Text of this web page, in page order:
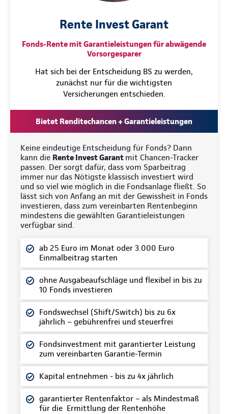
Rente Invest Garant
Fonds-Rente mit Garantieleistungen für abwägende
Vorsorgesparer
Hat sich bei der Entscheidung BS zu werden,
zunächst nur für die wichtigsten
Versicherungen entschieden.
Bietet Renditechancen + Garantieleistungen
Keine eindeutige Entscheidung für Fonds? Dann
kann die Rente Invest Garant mit Chancen-Tracker
passen. Der sorgt dafür, dass vom Sparbeitrag
immer nur das Nötigste klassisch investiert wird
und so viel wie möglich in die Fondsanlage fließt. So
lässt sich von Anfang an mit der Gewissheit in Fonds
investieren, dass zum vereinbarten Rentenbeginn
mindestens die gewählten Garantieleistungen
verfügbar sind.
ab 25 Euro im Monat oder 3.000 Euro
Einmalbeitrag starten
ohne Ausgabeaufschläge und flexibel in bis zu
10 Fonds investieren
Fondswechsel (Shift/Switch) bis zu 6x
jährlich – gebührenfrei und steuerfrei
Fondsinvestment mit garantierter Leistung
zum vereinbarten Garantie-Termin
Kapital entnehmen - bis zu 4x jährlich
garantierter Rentenfaktor – als Mindestmaß
für die Ermittlung der Rentenhöhe